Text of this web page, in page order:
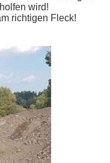
wird!
richtigen Fleck!